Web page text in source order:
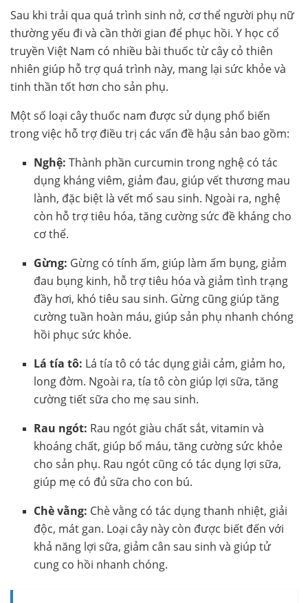
Sau khi trải qua quá trình sinh nở, cơ thể người phụ nữ
thường yếu đi và cần thời gian để phục hồi. Y học cổ
truyền Việt Nam có nhiều bài thuốc từ cây cỏ thiên
nhiên giúp hỗ trợ quá trình này, mang lại sức khỏe và
tinh thần tốt hơn cho sản phụ.
Một số loại cây thuốc nam được sử dụng phổ biến
trong việc hỗ trợ điều trị các vấn đề hậu sản bao gồm:
Nghệ: Thành phần curcumin trong nghệ có tác
dụng kháng viêm, giảm đau, giúp vết thương mau
lành, đặc biệt là vết mổ sau sinh. Ngoài ra, nghệ
còn hỗ trợ tiêu hóa, tăng cường sức đề kháng cho
cơ thể.
Gừng: Gừng có tính ấm, giúp làm ấm bụng, giảm
đau bụng kinh, hỗ trợ tiêu hóa và giảm tình trạng
đầy hơi, khó tiêu sau sinh. Gừng cũng giúp tăng
cường tuần hoàn máu, giúp sản phụ nhanh chóng
hồi phục sức khỏe.
Lá tía tô: Lá tía tô có tác dụng giải cảm, giảm ho,
long đờm. Ngoài ra, tía tô còn giúp lợi sữa, tăng
cường tiết sữa cho mẹ sau sinh.
Rau ngót: Rau ngót giàu chất sắt, vitamin và
khoáng chất, giúp bổ máu, tăng cường sức khỏe
cho sản phụ. Rau ngót cũng có tác dụng lợi sữa,
giúp mẹ có đủ sữa cho con bú.
Chè vằng: Chè vằng có tác dụng thanh nhiệt, giải
độc, mát gan. Loại cây này còn được biết đến với
khả năng lợi sữa, giảm cân sau sinh và giúp tử
cung co hồi nhanh chóng.